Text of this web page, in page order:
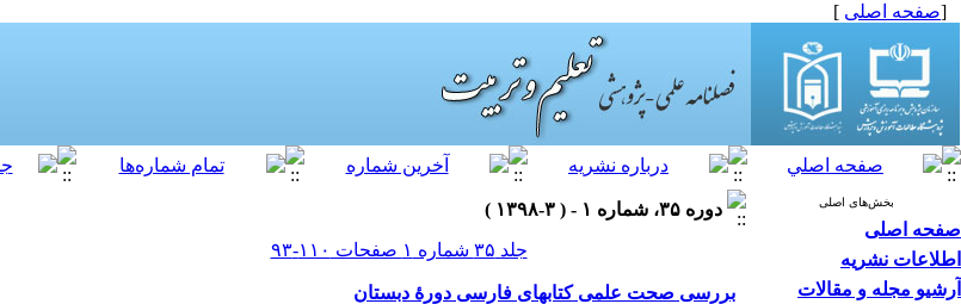
[صفحه اصلی ]
بخش‌های اصلی
صفحه اصلی
اطلاعات نشریه
آرشیو مجله و مقالات
دوره ۳۵، شماره ۱ - ( ۳-۱۳۹۸ )
جلد ۳۵ شماره ۱ صفحات ۱۱۰-۹۳
بررسی صحت علمی کتابهای فارسی دورۀ دبستان